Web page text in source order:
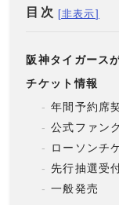
目次
阪神タイガース
チケット情報
年間予約席
公式ファン
ローソンチ
先行抽選受
一般発売